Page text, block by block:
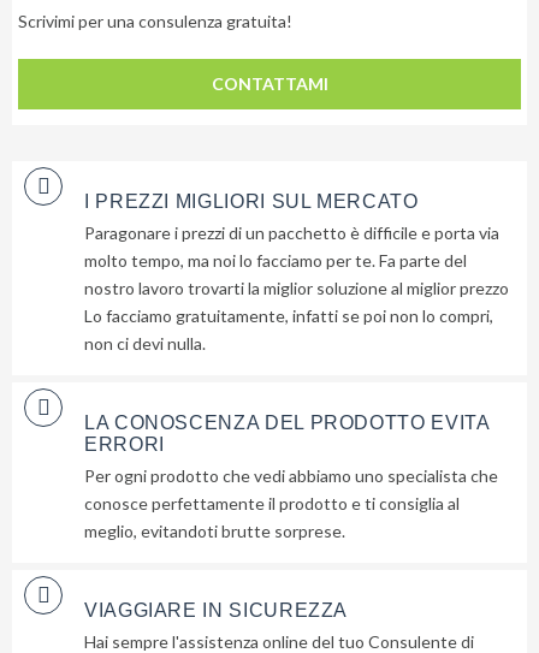
email
Scrivimi per una consulenza gratuita!
CONTATTAMI
I PREZZI MIGLIORI SUL MERCATO
Paragonare i prezzi di un pacchetto è difficile e porta via
molto tempo, ma noi lo facciamo per te. Fa parte del
nostro lavoro trovarti la miglior soluzione al miglior prezzo
Lo facciamo gratuitamente, infatti se poi non lo compri,
non ci devi nulla.
LA CONOSCENZA DEL PRODOTTO EVITA
ERRORI
Per ogni prodotto che vedi abbiamo uno specialista che
conosce perfettamente il prodotto e ti consiglia al
meglio, evitandoti brutte sorprese.
VIAGGIARE IN SICUREZZA
Hai sempre l'assistenza online del tuo Consulente di